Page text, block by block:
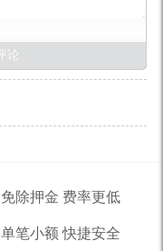
免除押金 费率更低
单笔小额 快捷安全